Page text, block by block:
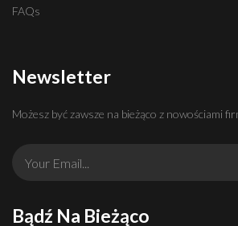
FAQs
Newsletter
Możesz być zawsze na bieżąco z nowościami
Bądź Na Bieżąco